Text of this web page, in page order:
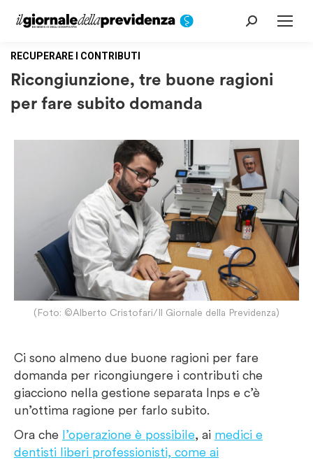
Cerca:
RECUPERARE I CONTRIBUTI
Ricongiunzione, tre buone ragioni
per fare subito domanda
(Foto: ©Alberto Cristofari/Il Giornale della Previdenza)
Ci sono almeno due buone ragioni per fare
domanda per ricongiungere i contributi che
giacciono nella gestione separata Inps e c’è
un’ottima ragione per farlo subito.
Ora che l’operazione è possibile, ai medici e
dentisti liberi professionisti, come ai